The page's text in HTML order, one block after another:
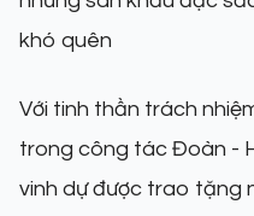
khó quên
Với tinh thần trách
trong công tác Đoàn -
vinh dự được trao tặng